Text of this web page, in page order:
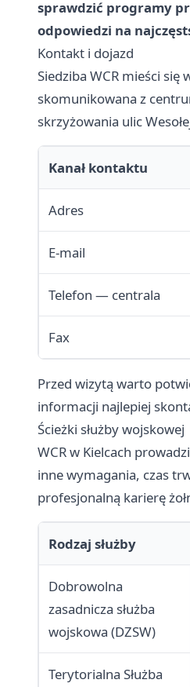
sprawdzić programy
odpowiedzi na
Kontakt i dojazd
Siedziba WCR mieści się
skomunikowana z
skrzyżowania ulic
Kanał kontaktu
Adres
E-mail
Telefon — centrala
Fax
Przed wizytą warto
informacji najlepiej
Ścieżki służby wojskowej
WCR w Kielcach
inne wymagania, czas
profesjonalną karierę
Rodzaj służby
Dobrowolna
zasadnicza służba
wojskowa (DZSW)
Terytorialna Służba